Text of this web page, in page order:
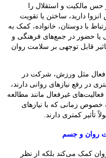
مالکیت و استقلال را
دارید، ساختن یا تقویت
با دوستان، خانواده، کمک به
یا حضور در جمع‌های فرهنگی و
قابل توجهی بر سلامت روان
فعال مثل ورزش، شرکت در
در رفع نیازهای روانی دارند،
غیرفعال مانند مطالعه
خصوص زمانی که با نیازهای
تأثیر کمتری دارند.
روان و جسم
کمک می‌کند بلکه از نظر